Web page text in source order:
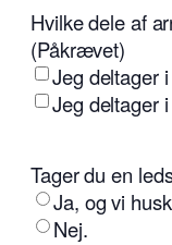
Hvilke dele af
(Påkrævet)
Jeg deltager
Jeg deltager
Tager du en
Ja, og vi
Nej.